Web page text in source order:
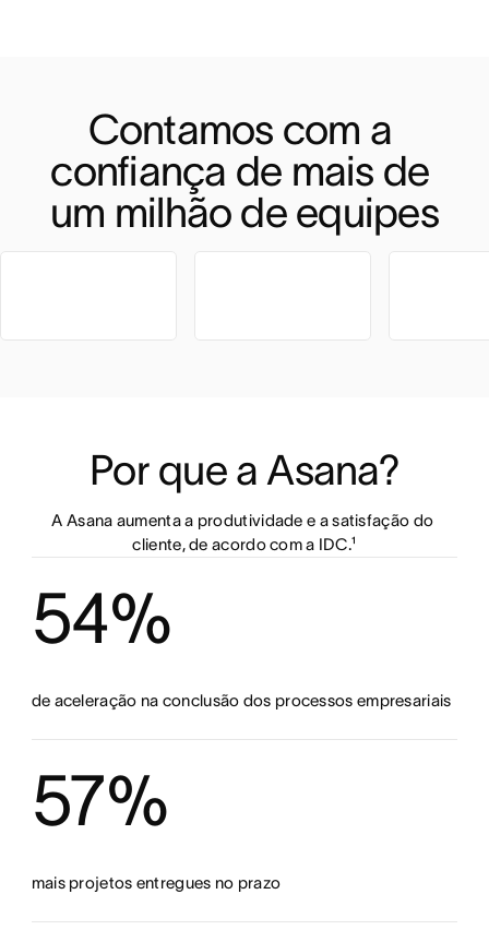
Contamos com a
confiança de mais de
um milhão de equipes
Por que a Asana?
A Asana aumenta a produtividade e a satisfação do
cliente, de acordo com a IDC.¹
54%
de aceleração na conclusão dos processos empresariais
57%
mais projetos entregues no prazo